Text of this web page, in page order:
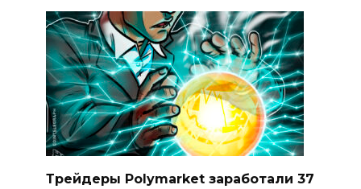
Трейдеры Polymarket заработали 37